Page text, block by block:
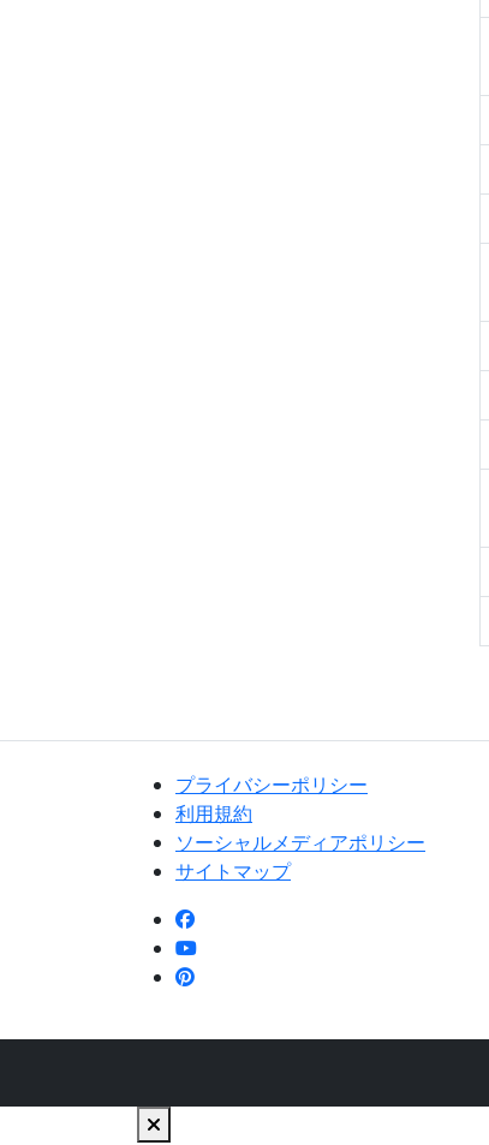
プライバシーポリシー
利用規約
ソーシャルメディアポリシー
サイトマップ